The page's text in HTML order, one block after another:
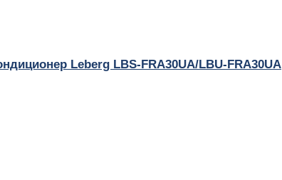
Leberg LBS-FRA30UA/LBU-FRA30UA